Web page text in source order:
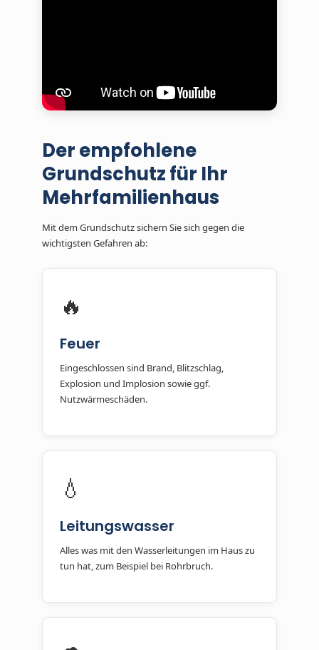
Der empfohlene
Grundschutz für Ihr
Mehrfamilienhaus
Mit dem Grundschutz sichern Sie sich gegen die
wichtigsten Gefahren ab:
🔥
Feuer
Eingeschlossen sind Brand, Blitzschlag,
Explosion und Implosion sowie ggf.
Nutzwärmeschäden.
💧
Leitungswasser
Alles was mit den Wasserleitungen im Haus zu
tun hat, zum Beispiel bei Rohrbruch.